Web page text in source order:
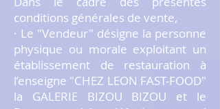
conditions générales de vente,
· Le "Vendeur" désigne la personne
physique ou morale exploitant un
établissement de restauration à
l’enseigne "CHEZ LEON FAST-FOOD"
la GALERIE BIZOU BIZOU et le